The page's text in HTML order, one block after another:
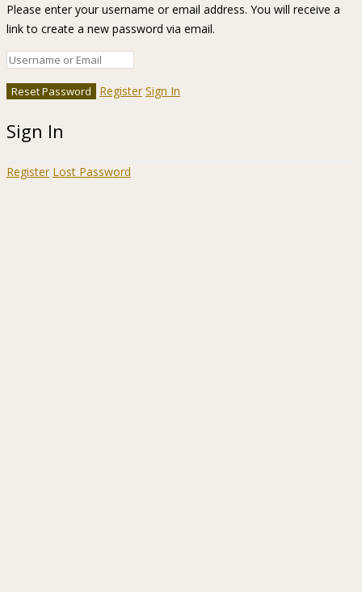
Please enter your username or email address. You will receive a
link to create a new password via email.
Register Sign In
Sign In
Register Lost Password